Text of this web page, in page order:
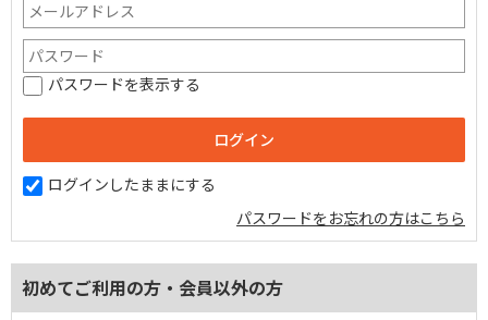
パスワードを表示する
ログインしたままにする
パスワードをお忘れの方はこちら
初めてご利用の方・会員以外の方